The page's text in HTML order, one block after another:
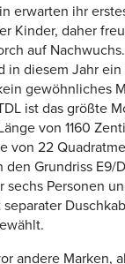
erwarten ihr
Kinder, daher
auf
in diesem Jahr
gewöhnliches
ist das größte
von 1160
von 22
den Grundriss E9/
sechs Personen
andere Marken,